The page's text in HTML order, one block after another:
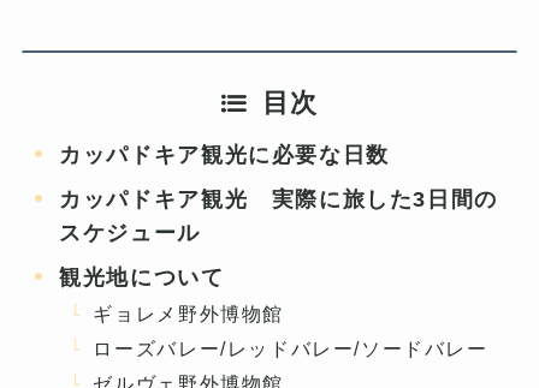
目次
カッパドキア観光に必要な日数
カッパドキア観光 実際に旅した3日間の
スケジュール
観光地について
ギョレメ野外博物館
ローズバレー/レッドバレー/ソードバレー
ゼルヴェ野外博物館